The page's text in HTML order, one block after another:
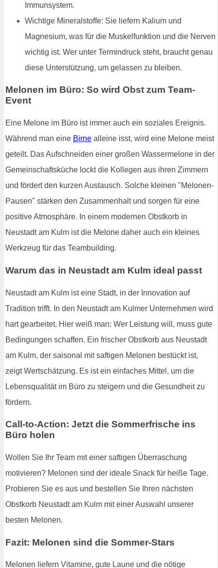
Immunsystem.
Wichtige Mineralstoffe: Sie liefern Kalium und
Magnesium, was für die Muskelfunktion und die Nerven
wichtig ist. Wer unter Termindruck steht, braucht genau
diese Unterstützung, um gelassen zu bleiben.
Melonen im Büro: So wird Obst zum Team-
Event
Eine Melone im Büro ist immer auch ein soziales Ereignis.
Während man eine Birne alleine isst, wird eine Melone meist
geteilt. Das Aufschneiden einer großen Wassermelone in der
Gemeinschaftsküche lockt die Kollegen aus ihren Zimmern
und fördert den kurzen Austausch. Solche kleinen "Melonen-
Pausen" stärken den Zusammenhalt und sorgen für eine
positive Atmosphäre. In einem modernen Obstkorb in
Neustadt am Kulm ist die Melone daher auch ein kleines
Werkzeug für das Teambuilding.
Warum das in Neustadt am Kulm ideal passt
Neustadt am Kulm ist eine Stadt, in der Innovation auf
Tradition trifft. In den Neustadt am Kulmer Unternehmen wird
hart gearbeitet. Hier weiß man: Wer Leistung will, muss gute
Bedingungen schaffen. Ein frischer Obstkorb aus Neustadt
am Kulm, der saisonal mit saftigen Melonen bestückt ist,
zeigt Wertschätzung. Es ist ein einfaches Mittel, um die
Lebensqualität im Büro zu steigern und die Gesundheit zu
fördern.
Call-to-Action: Jetzt die Sommerfrische ins
Büro holen
Wollen Sie Ihr Team mit einer saftigen Überraschung
motivieren? Melonen sind der ideale Snack für heiße Tage.
Probieren Sie es aus und bestellen Sie Ihren nächsten
Obstkorb Neustadt am Kulm mit einer Auswahl unserer
besten Melonen.
Fazit: Melonen sind die Sommer-Stars
Melonen liefern Vitamine, gute Laune und die nötige